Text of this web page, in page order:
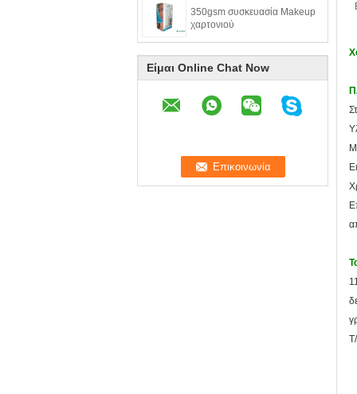
350gsm συσκευασία Makeup
χαρτονιού
Είμαι Online Chat Now